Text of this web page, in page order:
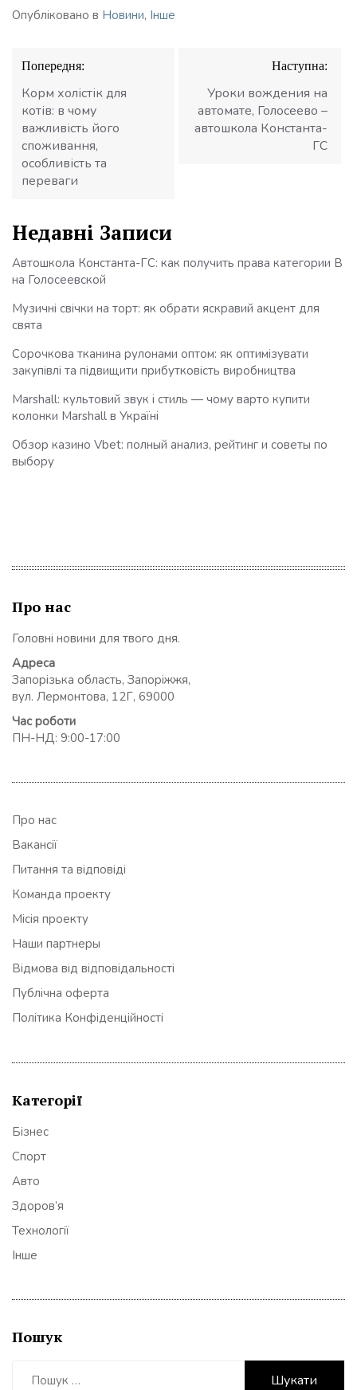
Опубліковано в Новини, Інше
Навігація
записів
Попередня:
Корм холістік для
котів: в чому
важливість його
споживання,
особливість та
переваги
Наступна:
Уроки вождения на
автомате, Голосеево –
автошкола Константа-
ГС
Недавні Записи
Автошкола Константа-ГС: как получить права категории В
на Голосеевской
Музичні свічки на торт: як обрати яскравий акцент для
свята
Сорочкова тканина рулонами оптом: як оптимізувати
закупівлі та підвищити прибутковість виробництва
Marshall: культовий звук і стиль — чому варто купити
колонки Marshall в Україні
Обзор казино Vbet: полный анализ, рейтинг и советы по
выбору
Про нас
Головні новини для твого дня.
Адреса
Запорізька область, Запоріжжя,
вул. Лермонтова, 12Г, 69000
Час роботи
ПН-НД: 9:00-17:00
Про нас
Вакансії
Питання та відповіді
Команда проекту
Місія проекту
Наши партнеры
Відмова від відповідальності
Публічна оферта
Політика Конфіденційності
Категорії
Бізнес
Спорт
Авто
Здоров’я
Технології
Інше
Пошук